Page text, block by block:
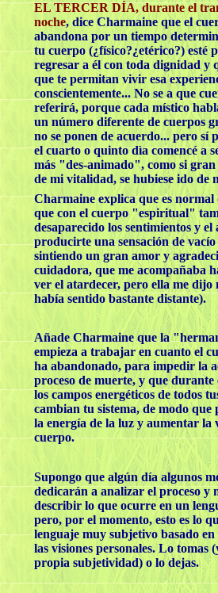
EL TERCER DÍA, durante el
noche, dice Charmaine que el
abandona por un tiempo
tu cuerpo (¿físico?¿etérico?) esté
regresar a él con toda dignidad y
que te permitan vivir esa
conscientemente... No se a que
referirá, porque cada místico
un número diferente de cuerpos
no se ponen de acuerdo... pero sí
el cuarto o quinto dìa comencé a
más "des-animado", como si
de mi vitalidad, se hubiese ido de
Charmaine explica que es normal
que con el cuerpo "espiritual"
desaparecido los sentimientos y
producirte una sensación de
sintiendo un gran amor y
cuidadora, que me acompañaba
ver el atardecer, pero ella me dijo
había sentido bastante distante).
Añade Charmaine que la
empieza a trabajar en cuanto el
ha abandonado, para impedir la
proceso de muerte, y que durante
los campos energéticos de todos
cambian tu sistema, de modo que
la energía de la luz y aumentar la
cuerpo.
Supongo que algún día algunos
dedicarán a analizar el proceso y
describir lo que ocurre en un
pero, por el momento, esto es lo
lenguaje muy subjetivo basado en
las visiones personales. Lo tomas
propia subjetividad) o lo dejas.